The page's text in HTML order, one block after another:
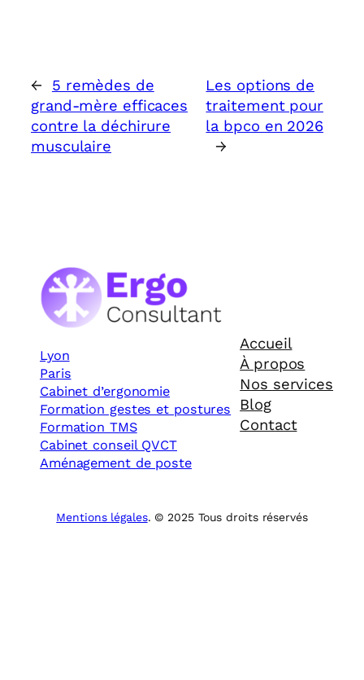
←
5 remèdes de
grand-mère efficaces
contre la déchirure
musculaire
Les options de
traitement pour
la bpco en 2026
→
Lyon
Paris
Cabinet d’ergonomie
Formation gestes et postures
Formation TMS
Cabinet conseil QVCT
Aménagement de poste
Accueil
À propos
Nos services
Blog
Contact
Mentions légales. © 2025 Tous droits réservés